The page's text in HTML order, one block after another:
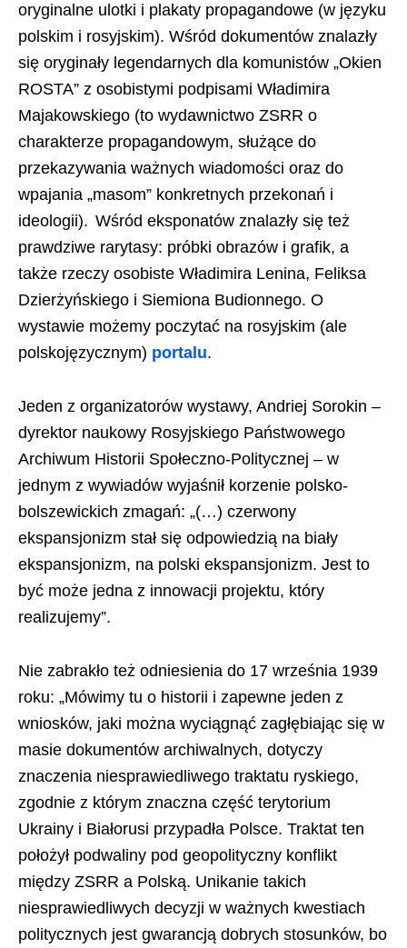
oryginalne ulotki i plakaty propagandowe (w języku
polskim i rosyjskim). Wśród dokumentów znalazły
się oryginały legendarnych dla komunistów „Okien
ROSTA” z osobistymi podpisami Władimira
Majakowskiego (to wydawnictwo ZSRR o
charakterze propagandowym, służące do
przekazywania ważnych wiadomości oraz do
wpajania „masom” konkretnych przekonań i
ideologii). Wśród eksponatów znalazły się też
prawdziwe rarytasy: próbki obrazów i grafik, a
także rzeczy osobiste Władimira Lenina, Feliksa
Dzierżyńskiego i Siemiona Budionnego. O
wystawie możemy poczytać na rosyjskim (ale
polskojęzycznym) portalu.
Jeden z organizatorów wystawy, Andriej Sorokin –
dyrektor naukowy Rosyjskiego Państwowego
Archiwum Historii Społeczno-Politycznej – w
jednym z wywiadów wyjaśnił korzenie polsko-
bolszewickich zmagań: „(…) czerwony
ekspansjonizm stał się odpowiedzią na biały
ekspansjonizm, na polski ekspansjonizm. Jest to
być może jedna z innowacji projektu, który
realizujemy”.
Nie zabrakło też odniesienia do 17 września 1939
roku: „Mówimy tu o historii i zapewne jeden z
wniosków, jaki można wyciągnąć zagłębiając się w
masie dokumentów archiwalnych, dotyczy
znaczenia niesprawiedliwego traktatu ryskiego,
zgodnie z którym znaczna część terytorium
Ukrainy i Białorusi przypadła Polsce. Traktat ten
położył podwaliny pod geopolityczny konflikt
między ZSRR a Polską. Unikanie takich
niesprawiedliwych decyzji w ważnych kwestiach
politycznych jest gwarancją dobrych stosunków, bo